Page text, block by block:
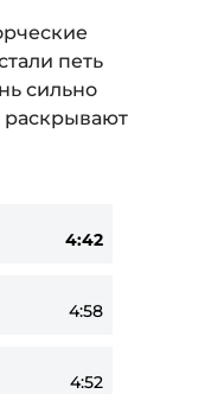
петь
сильно
раскрывают
4:42
4:58
4:52